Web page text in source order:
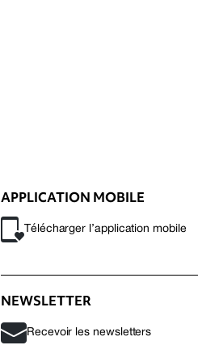
APPLICATION MOBILE
Télécharger l’application mobile
NEWSLETTER
Recevoir les newsletters